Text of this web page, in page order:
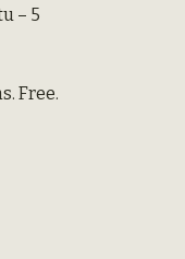
– 5
Free.